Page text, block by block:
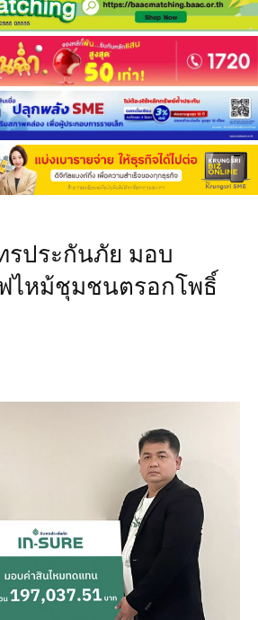
รประกันภัย มอบ
ไหม้ชุมชนตรอกโพธิ์